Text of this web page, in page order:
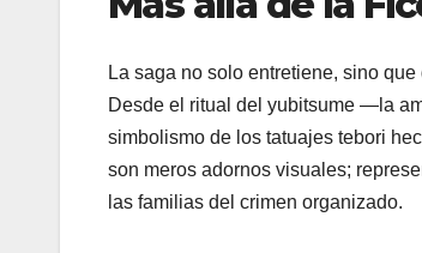
La saga no solo entretiene, sino
Desde el ritual del yubitsume —la
simbolismo de los tatuajes tebori
son meros adornos visuales;
las familias del crimen organizado.